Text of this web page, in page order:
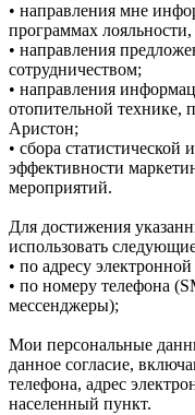
• направления мне
программах
• направления
сотрудничеством;
• направления
отопительной технике,
Аристон;
• сбора
эффективности
мероприятий.
Для достижения
использовать
• по адресу
• по номеру телефона
мессенджеры);
Мои персональные
данное согласие,
телефона, адрес
населенный пункт.